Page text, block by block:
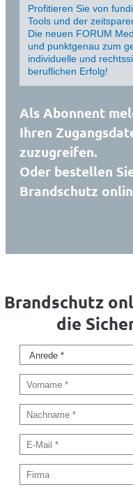
Profitieren Sie von
Tools und der
Die neuen FORUM
und punktgenau zum
individuelle und
beruflichen Erfolg!
Als Abonnent
Ihren
zuzugreifen.
Oder bestellen
Brandschutz
Brandschutz
die